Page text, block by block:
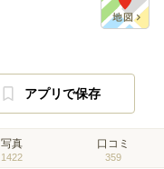
アプリで保存
写真
1422
口コミ
359